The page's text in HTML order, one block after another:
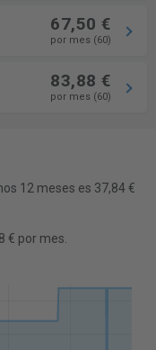
67,50 €
por mes (60)
83,88 €
por mes (60)
12 meses es 37,84 €
€ por mes.